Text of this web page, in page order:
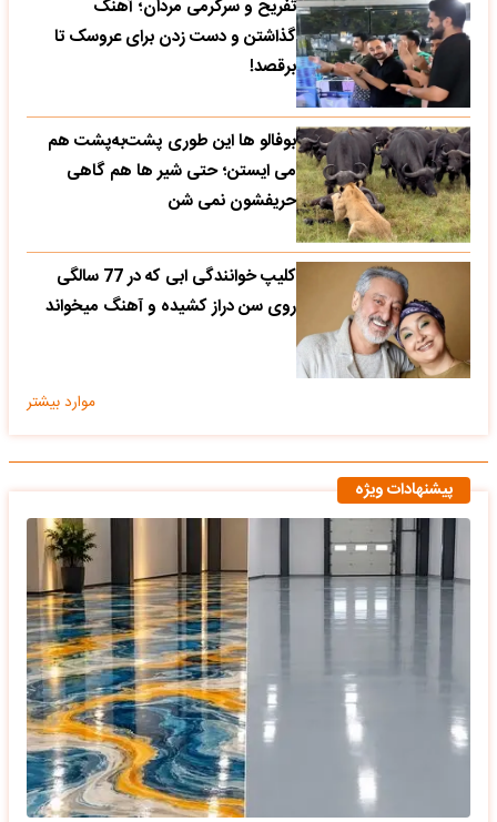
تفریح و سرگرمی مردان؛ آهنگ
گذاشتن و دست زدن برای عروسک تا
برقصد!
بوفالو ها این‌ طوری پشت‌به‌پشت هم
می‌ ایستن؛ حتی شیر ها هم گاهی
حریفشون نمی‌ شن
کلیپ خوانندگی ابی که در 77 سالگی
روی سن دراز کشیده و آهنگ میخواند
موارد بیشتر
پیشنهادات ویژه